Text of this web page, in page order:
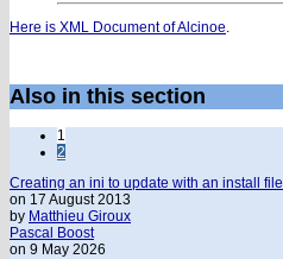
Here is XML Document of Alcinoe.
Also in this section
1
2
Creating an ini to update with an install file
on 17 August 2013
by Matthieu Giroux
Pascal Boost
on 9 May 2026